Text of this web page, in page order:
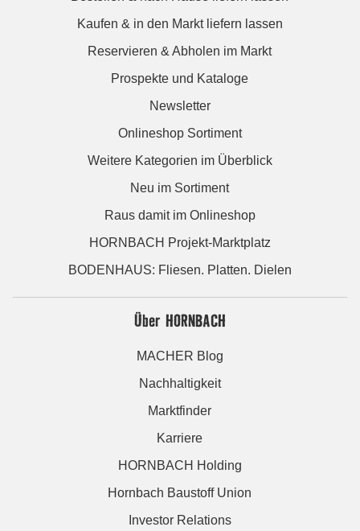
Kaufen & in den Markt liefern lassen
Reservieren & Abholen im Markt
Prospekte und Kataloge
Newsletter
Onlineshop Sortiment
Weitere Kategorien im Überblick
Neu im Sortiment
Raus damit im Onlineshop
HORNBACH Projekt-Marktplatz
BODENHAUS: Fliesen. Platten. Dielen
Über HORNBACH
MACHER Blog
Nachhaltigkeit
Marktfinder
Karriere
HORNBACH Holding
Hornbach Baustoff Union
Investor Relations